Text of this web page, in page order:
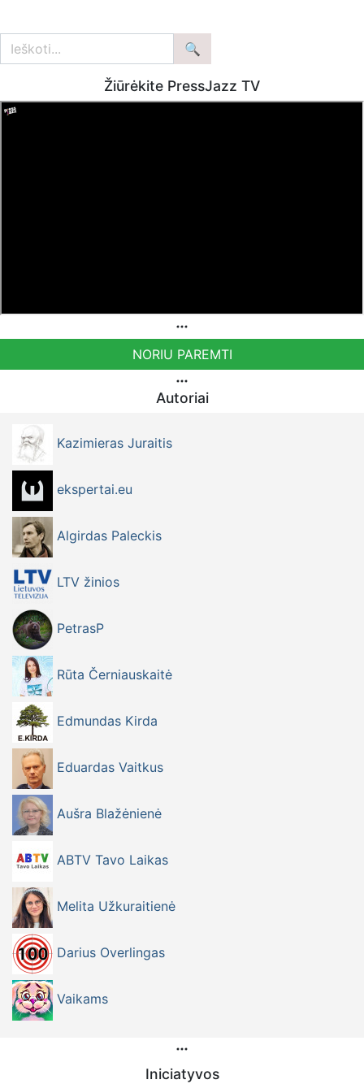
Žiūrėkite PressJazz TV
NORIU PAREMTI
Autoriai
Kazimieras Juraitis
ekspertai.eu
Algirdas Paleckis
LTV žinios
PetrasP
Rūta Černiauskaitė
Edmundas Kirda
Eduardas Vaitkus
Aušra Blažėnienė
ABTV Tavo Laikas
Melita Užkuraitienė
Darius Overlingas
Vaikams
Iniciatyvos